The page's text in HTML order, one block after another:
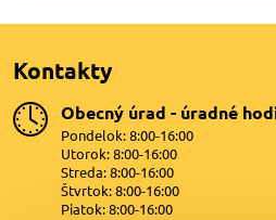
Kontakty
Obecný úrad - úradné
Pondelok: 8:00-16:00
Utorok: 8:00-16:00
Streda: 8:00-16:00
Štvrtok: 8:00-16:00
Piatok: 8:00-16:00